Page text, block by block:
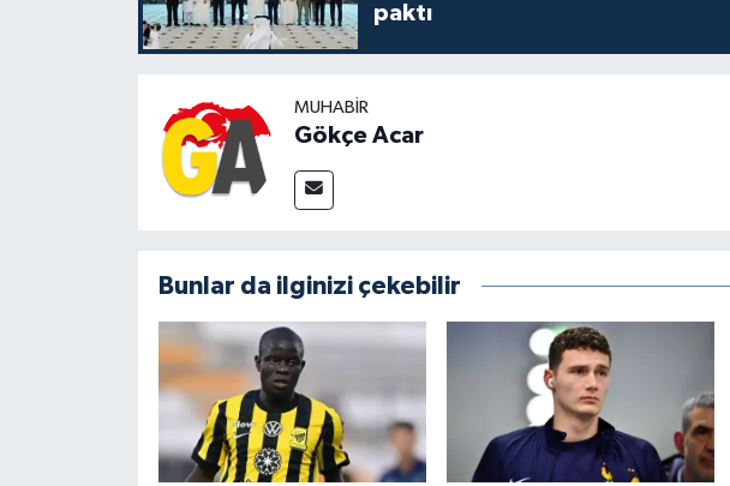
paktı
MUHABIR
Gökçe Acar
Bunlar da ilginizi çekebilir